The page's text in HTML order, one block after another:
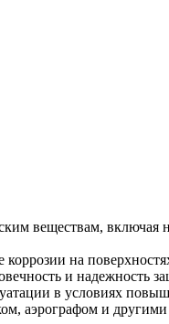
веществам, включая
на
и надежность
в условиях
аэрографом и